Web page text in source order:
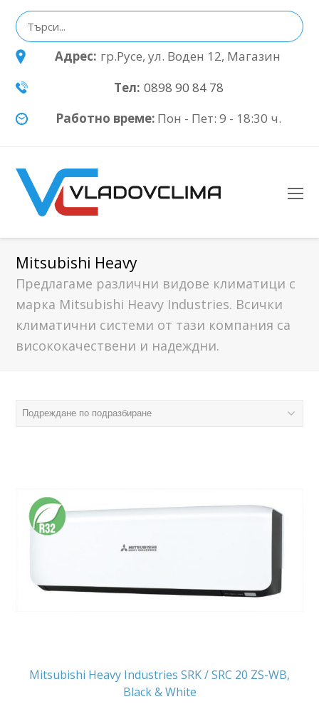
Адрес: гр.Русе, ул. Воден 12, Магазин
Тел: 0898 90 84 78
Работно време: Пон - Пет: 9 - 18:30 ч.
Mitsubishi Heavy
Предлагаме различни видове климатици с
марка Mitsubishi Heavy Industries. Всички
климатични системи от тази компания са
висококачествени и надеждни.
Mitsubishi Heavy Industries SRK / SRC 20 ZS-WB,
Black & White